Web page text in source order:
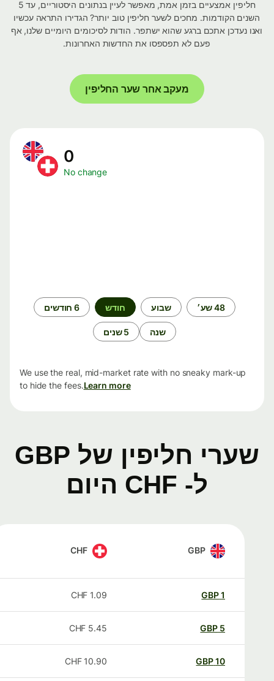
חליפין אמצעיים בזמן אמת, מאפשר לעיין בנתונים היסטוריים, עד 5
השנים הקודמות. מחכים לשער חליפין טוב יותר? הגדירו התראה עכשיו
ואנו נעדכן אתכם ברגע שהוא ישתפר. הודות לסיכומים היומיים שלנו, אף
פעם לא תפספסו את החדשות האחרונות.
מעקב אחר שער החליפין
No change
48 שע׳ שבוע חודש 6 חודשים
שנה 5 שנים
We use the real, mid-market rate with no sneaky mark-up
to hide the fees.Learn more
שערי חליפין של GBP
ל- CHF היום
GBP
CHF
GBP
1.09
CHF
GBP
5.45
CHF
GBP
10.90
CHF